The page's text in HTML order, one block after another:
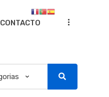
CONTACTO ...